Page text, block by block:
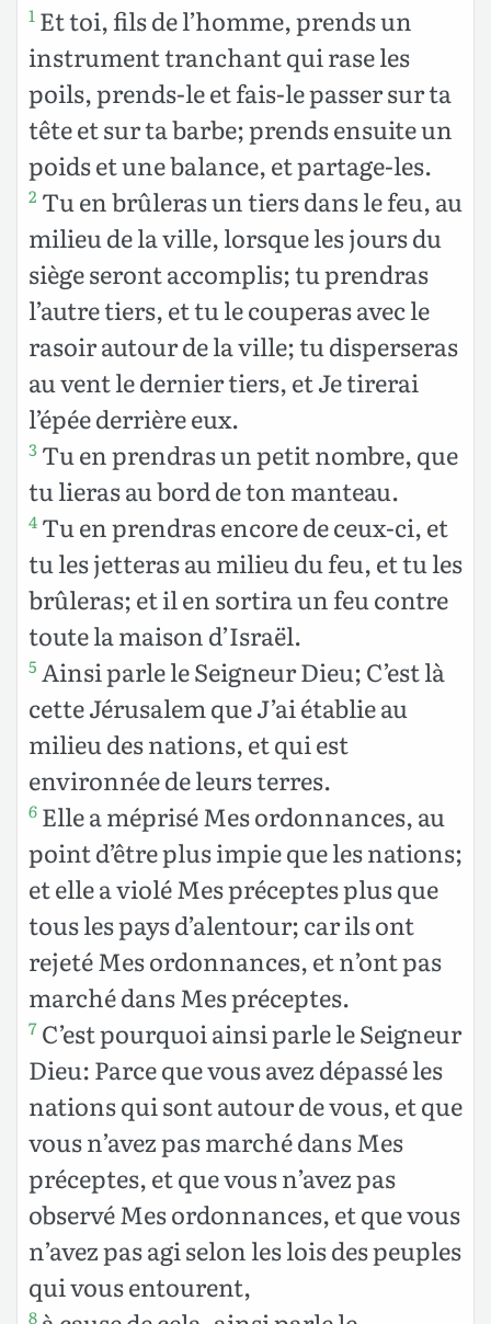
1 Et toi, fils de l’homme, prends un
instrument tranchant qui rase les
poils, prends-le et fais-le passer sur ta
tête et sur ta barbe; prends ensuite un
poids et une balance, et partage-les.
2 Tu en brûleras un tiers dans le feu, au
milieu de la ville, lorsque les jours du
siège seront accomplis; tu prendras
l’autre tiers, et tu le couperas avec le
rasoir autour de la ville; tu disperseras
au vent le dernier tiers, et Je tirerai
l’épée derrière eux.
3 Tu en prendras un petit nombre, que
tu lieras au bord de ton manteau.
4 Tu en prendras encore de ceux-ci, et
tu les jetteras au milieu du feu, et tu les
brûleras; et il en sortira un feu contre
toute la maison d’Israël.
5 Ainsi parle le Seigneur Dieu; C’est là
cette Jérusalem que J’ai établie au
milieu des nations, et qui est
environnée de leurs terres.
6 Elle a méprisé Mes ordonnances, au
point d’être plus impie que les nations;
et elle a violé Mes préceptes plus que
tous les pays d’alentour; car ils ont
rejeté Mes ordonnances, et n’ont pas
marché dans Mes préceptes.
7 C’est pourquoi ainsi parle le Seigneur
Dieu: Parce que vous avez dépassé les
nations qui sont autour de vous, et que
vous n’avez pas marché dans Mes
préceptes, et que vous n’avez pas
observé Mes ordonnances, et que vous
n’avez pas agi selon les lois des peuples
qui vous entourent,
8